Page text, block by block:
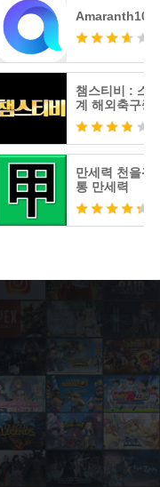
Amaranth10
챔스티비 : 스
계 해외축구중
츠분석
만세력 천을귀
통 만세력